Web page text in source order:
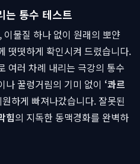
는 통수 테스트
물질 하나 없이 원래의 뽀얀
떳떳하게 확인시켜 드렸습니다.
여러 차례 내리는 극강의 통수
나 꿀렁거림의 기미 없이 ‘콰르
하게 빠져나갔습니다. 잘못된
힘의 지독한 동맥경화를 완벽하